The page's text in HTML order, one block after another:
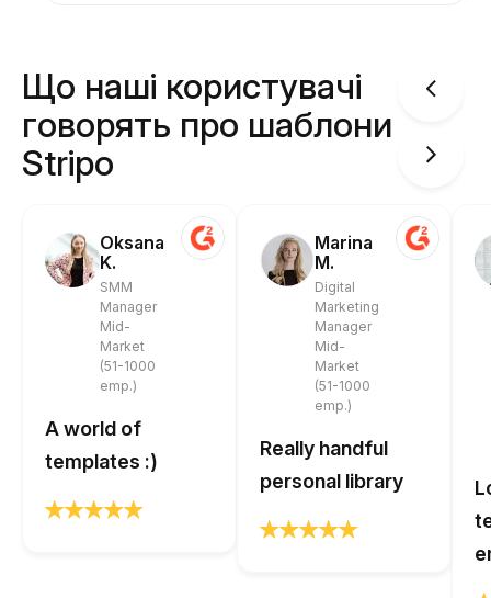
Що наші користувачі
говорять про шаблони
Stripo
Oksana
K.
SMM
Manager
Mid-
Market
(51-1000
emp.)
A world of
templates :)
Marina
M.
Digital
Marketing
Manager
Mid-
Market
(51-1000
emp.)
Really handful
personal library